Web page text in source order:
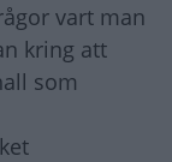
vart man
kring att
som